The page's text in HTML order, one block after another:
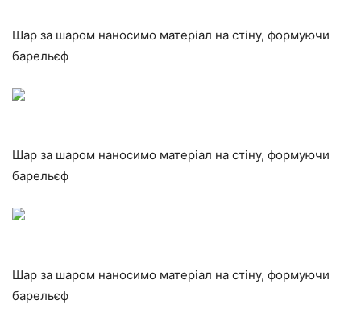
Шар за шаром наносимо матеріал на стіну, формуючи
барельєф
Шар за шаром наносимо матеріал на стіну, формуючи
барельєф
Шар за шаром наносимо матеріал на стіну, формуючи
барельєф